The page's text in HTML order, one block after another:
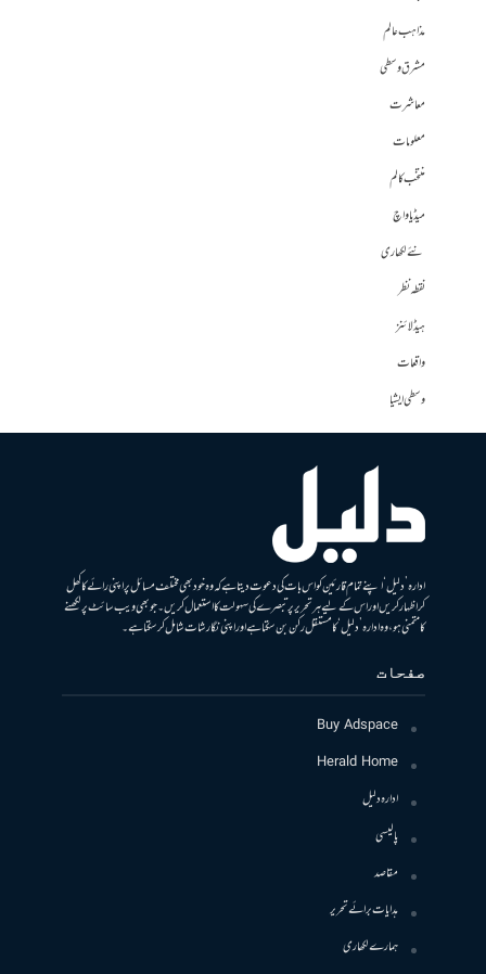
مذاہب عالم
مشرق وسطی
معاشرت
معلومات
منتخب کالم
میڈیا واچ
نئے لکھاری
نقطہ نظر
ہیڈلائنز
واقعات
وسطی ایشیا
ادارہ ’دلیل‘ اپنے تمام قارئین کو اس بات کی دعوت دیتا ہے کہ وہ خود بھی مختلف مسائل پر اپنی رائے کا کھل
کر اظہار کریں اور اس کے لیے ہر تحریر پر تبصرے کی سہولت کا استعمال کریں۔ جو بھی ویب سائٹ پر لکھنے
کا متمنی ہو، وہ ادارہ ’دلیل‘ کا مستقل رکن بن سکتا ہے اور اپنی نگارشات شامل کرسکتا ہے۔
صفحات
Buy Adspace
Herald Home
ادارہ دلیل
پالیسی
مقاصد
ہدایات برائے تحریر
ہمارے لکھاری